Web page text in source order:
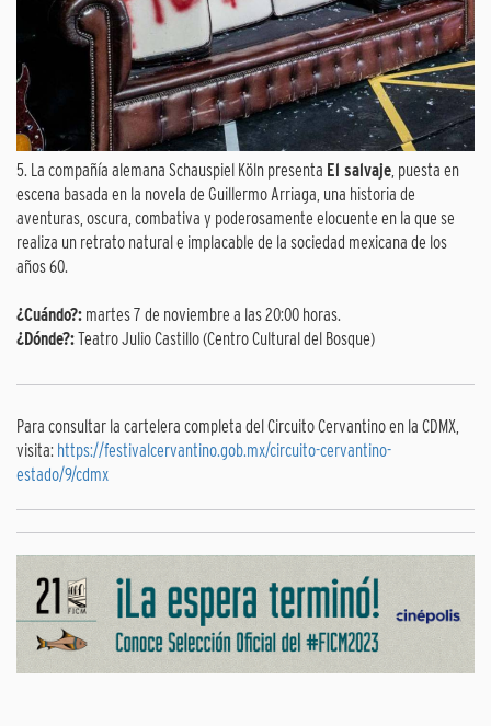
5. La compañía alemana Schauspiel Köln presenta El salvaje, puesta en
escena basada en la novela de Guillermo Arriaga, una historia de
aventuras, oscura, combativa y poderosamente elocuente en la que se
realiza un retrato natural e implacable de la sociedad mexicana de los
años 60.
¿Cuándo?: martes 7 de noviembre a las 20:00 horas.
¿Dónde?:Teatro Julio Castillo (Centro Cultural del Bosque)
Para consultar la cartelera completa del Circuito Cervantino en la CDMX,
visita: https://festivalcervantino.gob.mx/circuito-cervantino-
estado/9/cdmx